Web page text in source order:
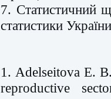
7. Статистичний
статистики
1. Adelseitova E.
reproductive